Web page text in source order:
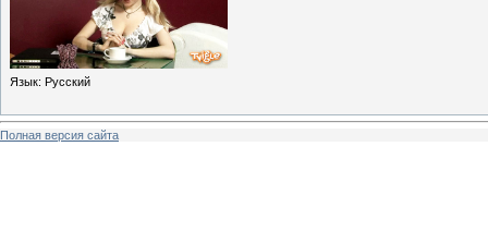
Язык: Русский
Полная версия сайта